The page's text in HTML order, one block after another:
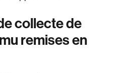
collecte de
remises en